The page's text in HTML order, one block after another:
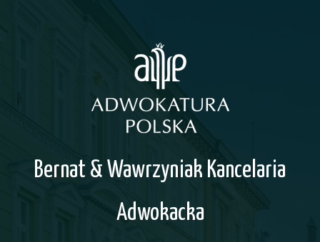
Bernat & Wawrzyniak Kancelaria
Adwokacka